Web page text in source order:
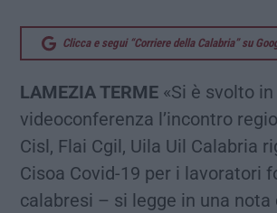
Clicca e segui “Corriere della Calabria” su
LAMEZIA TERME «Si è svolto in
videoconferenza l’incontro
Cisl, Flai Cgil, Uila Uil Calabria
Cisoa Covid-19 per i lavoratori
calabresi – si legge in una nota